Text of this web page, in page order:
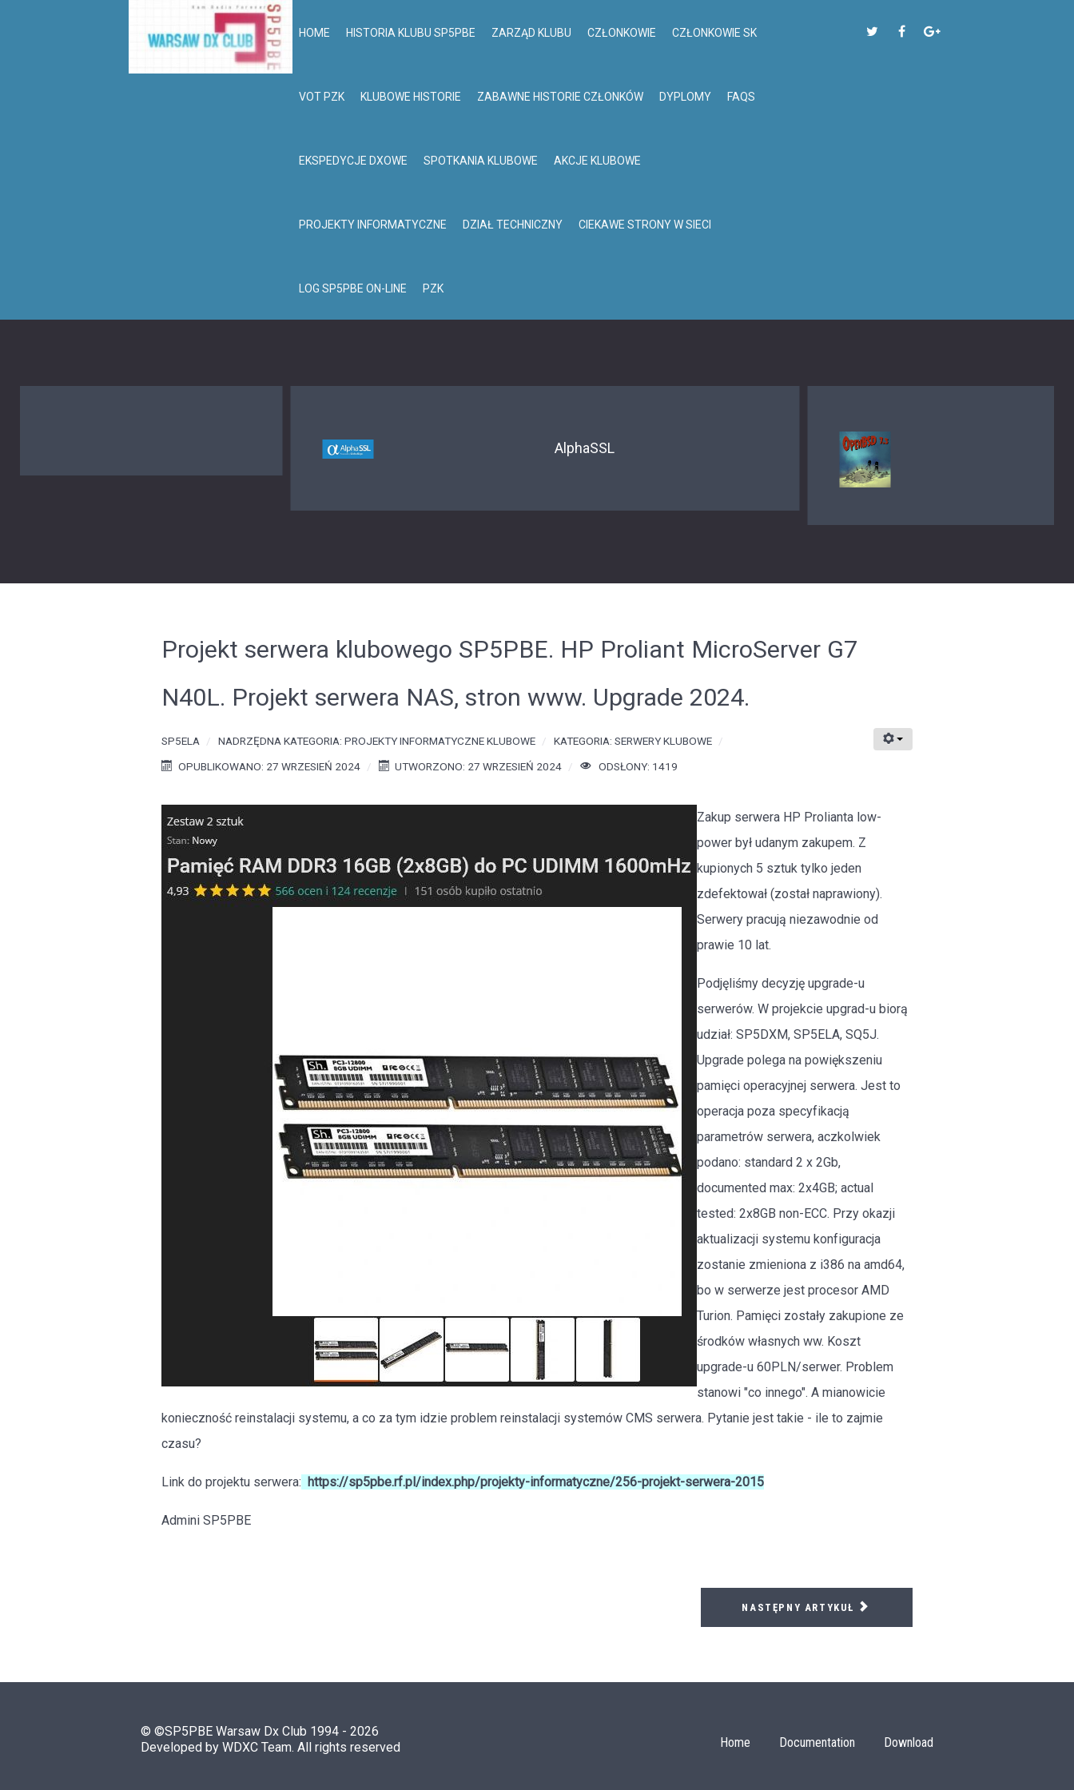
HOME HISTORIA KLUBU SP5PBE ZARZĄD KLUBU CZŁONKOWIE CZŁONKOWIE SK
VOT PZK KLUBOWE HISTORIE ZABAWNE HISTORIE CZŁONKÓW DYPLOMY FAQS
EKSPEDYCJE DXOWE SPOTKANIA KLUBOWE AKCJE KLUBOWE
PROJEKTY INFORMATYCZNE DZIAŁ TECHNICZNY CIEKAWE STRONY W SIECI
LOG SP5PBE ON-LINE PZK
AlphaSSL
Projekt serwera klubowego SP5PBE. HP Proliant MicroServer G7
N40L. Projekt serwera NAS, stron www. Upgrade 2024.
SP5ELA NADRZĘDNA KATEGORIA:PROJEKTY INFORMATYCZNE KLUBOWE KATEGORIA:SERWERY KLUBOWE
OPUBLIKOWANO: 27 WRZESIEŃ 2024
UTWORZONO: 27 WRZESIEŃ 2024 ODSŁONY: 1419
Zakup serwera HP Prolianta low-
power był udanym zakupem. Z
kupionych 5 sztuk tylko jeden
zdefektował (został naprawiony).
Serwery pracują niezawodnie od
prawie 10 lat.
Podjęliśmy decyzję upgrade-u
serwerów. W projekcie upgrad-u biorą
udział: SP5DXM, SP5ELA, SQ5J.
Upgrade polega na powiększeniu
pamięci operacyjnej serwera. Jest to
operacja poza specyfikacją
parametrów serwera, aczkolwiek
podano: standard 2 x 2Gb,
documented max: 2x4GB; actual
tested: 2x8GB non-ECC. Przy okazji
aktualizacji systemu konfiguracja
zostanie zmieniona z i386 na amd64,
bo w serwerze jest procesor AMD
Turion. Pamięci zostały zakupione ze
środków własnych ww. Koszt
upgrade-u 60PLN/serwer. Problem
stanowi "co innego". A mianowicie
konieczność reinstalacji systemu, a co za tym idzie problem reinstalacji systemów CMS serwera. Pytanie jest takie - ile to zajmie
czasu?
Link do projektu serwera: https://sp5pbe.rf.pl/index.php/projekty-informatyczne/256-projekt-serwera-2015
Admini SP5PBE
NASTĘPNY ARTYKUŁ
© ©SP5PBE Warsaw Dx Club 1994 - 2026
Developed by WDXC Team. All rights reserved
Home Documentation Download